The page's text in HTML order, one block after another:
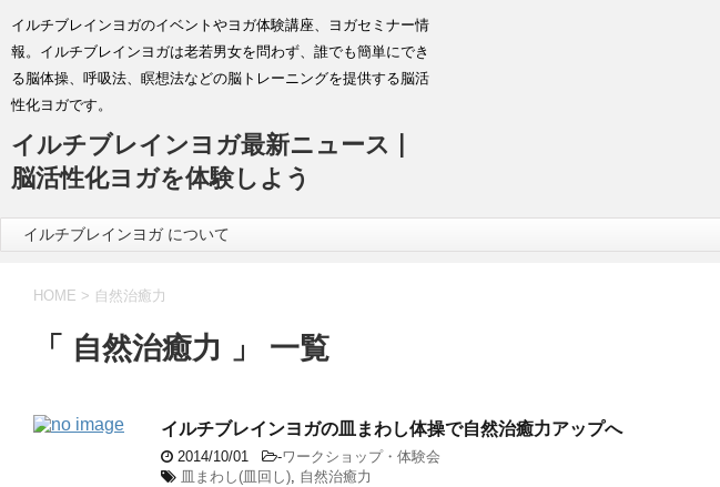
イルチブレインヨガのイベントやヨガ体験講座、ヨガセミナー情
報。イルチブレインヨガは老若男女を問わず、誰でも簡単にでき
る脳体操、呼吸法、瞑想法などの脳トレーニングを提供する脳活
性化ヨガです。
イルチブレインヨガ最新ニュース |
脳活性化ヨガを体験しよう
イルチブレインヨガ について
HOME > 自然治癒力
「 自然治癒力 」 一覧
イルチブレインヨガの皿まわし体操で自然治癒力アップへ
2014/10/01 -ワークショップ・体験会
皿まわし(皿回し), 自然治癒力